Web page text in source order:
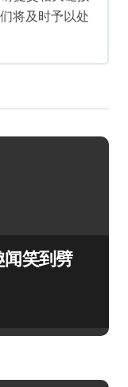
将及时予以处
笑到劈